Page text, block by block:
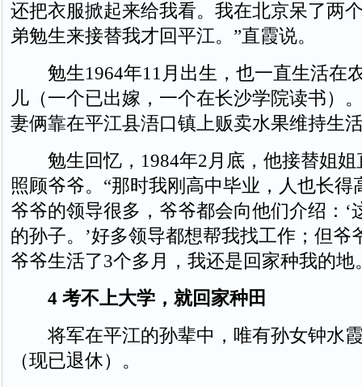
还把衣服掀起来给我看。我在北京呆了两
弟勉生来接替我才回平江。”直霞说。
勉生1964年11月出生，也一直生活在
儿（一个已出嫁，一个在长沙学院读书）
妻俩靠在平江县浯口镇上贩卖水果维持生
勉生回忆，1984年2月底，他接替姐姐
照顾爷爷。“那时我刚高中毕业，人也长得
爷爷的领导很多，爷爷都会向他们介绍：‘
的孙子。’好多领导都想帮我找工作；但爷
爷爷生活了3个多月，我还是回家种我的地
4 考不上大学，就回家种田
将军在平江的孙辈中，唯有孙女钟水
（现已退休）。